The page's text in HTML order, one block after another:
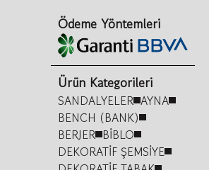
Ödeme Yöntemleri
Ürün Kategorileri
SANDALYELER AYNA
BENCH (BANK)
BERJER BİBLO
DEKORATİF ŞEMSİYE